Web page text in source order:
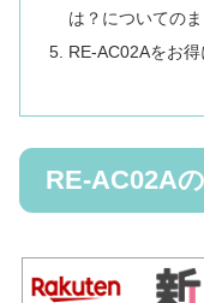
は？についての
RE-AC02Aをお
RE-AC02A